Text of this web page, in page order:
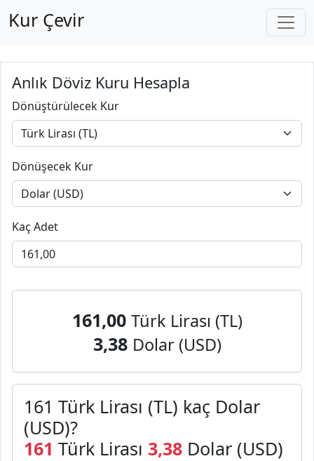
Kur Çevir
Anlık Döviz Kuru Hesapla
Dönüştürülecek Kur
Dönüşecek Kur
Kaç Adet
161,00 Türk Lirası (TL)
3,38 Dolar (USD)
161 Türk Lirası (TL) kaç Dolar
(USD)?
161 Türk Lirası 3,38 Dolar (USD)